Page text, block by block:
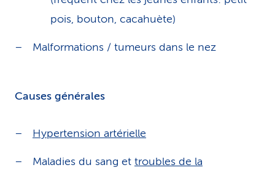
pois, bouton, cacahuète)
Malformations / tumeurs dans le nez
Causes générales
Hypertension artérielle
Maladies du sang et troubles de la